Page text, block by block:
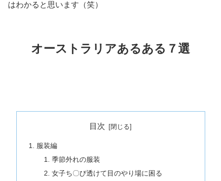
はわかると思います（笑）
オーストラリアあるある７選
目次
服装編
季節外れの服装
女子ち〇び透けて目のやり場に困る